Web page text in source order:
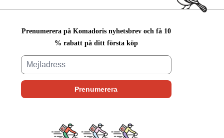
Prenumerera på Komadoris nyhetsbrev och få 10
% rabatt på ditt första köp